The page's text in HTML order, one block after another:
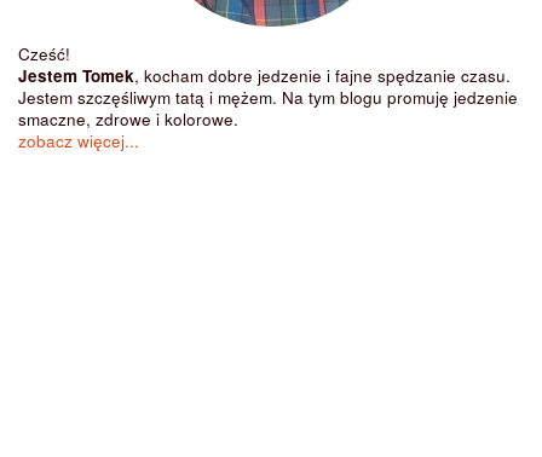
Cześć!
Jestem Tomek, kocham dobre jedzenie i fajne spędzanie czasu.
Jestem szczęśliwym tatą i mężem. Na tym blogu promuję jedzenie
smaczne, zdrowe i kolorowe.
zobacz więcej...